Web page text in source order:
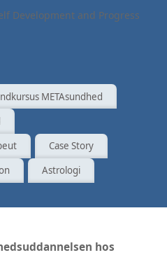
METAsundhed
Case Story
Astrologi
hos